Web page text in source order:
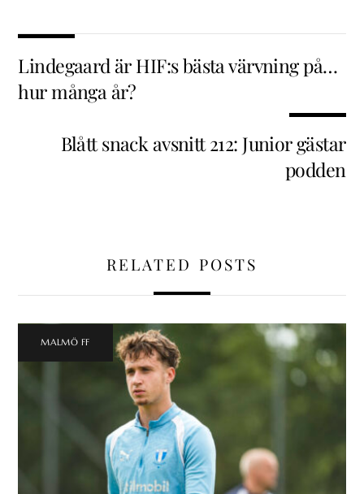
Lindegaard är HIF:s bästa värvning på…
hur många år?
Blått snack avsnitt 212: Junior gästar
podden
RELATED POSTS
MALMÖ FF